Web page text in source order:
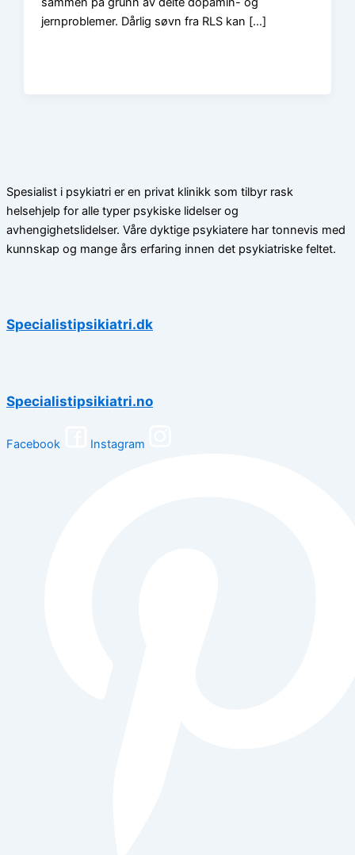
jernproblemer. Dårlig søvn fra RLS kan […]
Spesialist i psykiatri er en privat klinikk som tilbyr rask
helsehjelp for alle typer psykiske lidelser og
avhengighetslidelser. Våre dyktige psykiatere har tonnevis med
kunnskap og mange års erfaring innen det psykiatriske feltet.
Specialistipsikiatri.dk
Specialistipsikiatri.no
Facebook Instagram